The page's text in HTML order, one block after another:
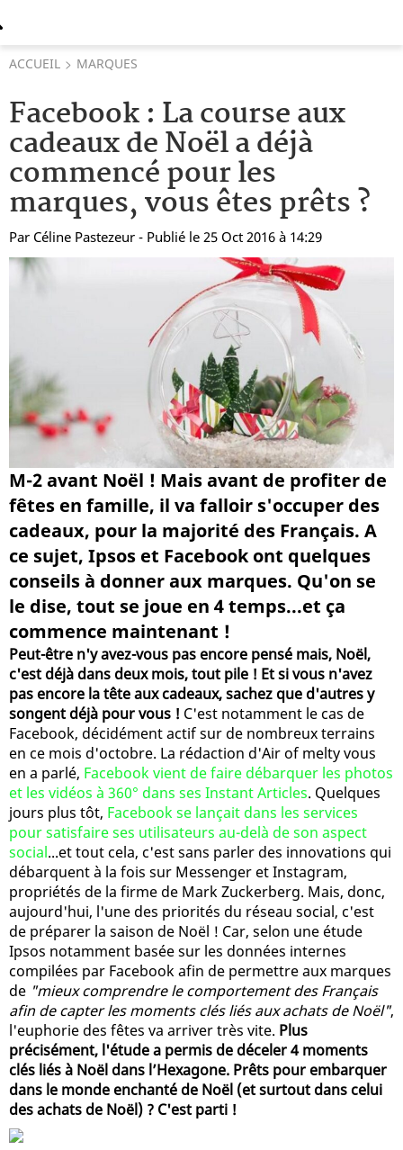
ACCUEIL MARQUES
Facebook : La course aux
cadeaux de Noël a déjà
commencé pour les
marques, vous êtes prêts ?
Par Céline Pastezeur - Publié le 25 Oct 2016 à 14:29
M-2 avant Noël ! Mais avant de profiter de
fêtes en famille, il va falloir s'occuper des
cadeaux, pour la majorité des Français. A
ce sujet, Ipsos et Facebook ont quelques
conseils à donner aux marques. Qu'on se
le dise, tout se joue en 4 temps...et ça
commence maintenant !
Peut-être n'y avez-vous pas encore pensé mais, Noël,
c'est déjà dans deux mois, tout pile ! Et si vous n'avez
pas encore la tête aux cadeaux, sachez que d'autres y
songent déjà pour vous ! C'est notamment le cas de
Facebook, décidément actif sur de nombreux terrains
en ce mois d'octobre. La rédaction d'Air of melty vous
en a parlé, Facebook vient de faire débarquer les photos
et les vidéos à 360° dans ses Instant Articles. Quelques
jours plus tôt, Facebook se lançait dans les services
pour satisfaire ses utilisateurs au-delà de son aspect
social...et tout cela, c'est sans parler des innovations qui
débarquent à la fois sur Messenger et Instagram,
propriétés de la firme de Mark Zuckerberg. Mais, donc,
aujourd'hui, l'une des priorités du réseau social, c'est
de préparer la saison de Noël ! Car, selon une étude
Ipsos notamment basée sur les données internes
compilées par Facebook afin de permettre aux marques
de "mieux comprendre le comportement des Français
afin de capter les moments clés liés aux achats de Noël",
l'euphorie des fêtes va arriver très vite. Plus
précisément, l'étude a permis de déceler 4 moments
clés liés à Noël dans l’Hexagone. Prêts pour embarquer
dans le monde enchanté de Noël (et surtout dans celui
des achats de Noël) ? C'est parti !